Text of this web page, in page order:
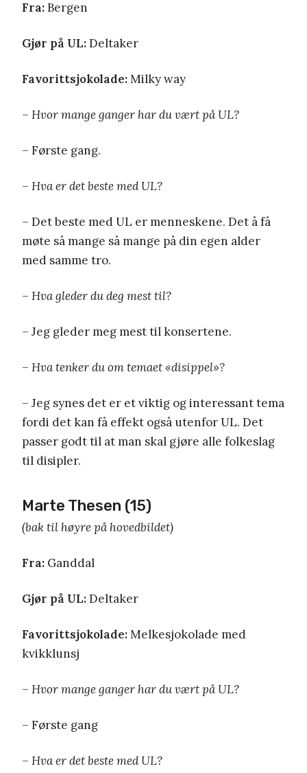
Fra:Bergen
Gjør på UL:Deltaker
Favorittsjokolade:Milky way
– Hvor mange ganger har du vært på UL?
– Første gang.
– Hva er det beste med UL?
– Det beste med UL er menneskene. Det å få
møte så mange så mange på din egen alder
med samme tro.
– Hva gleder du deg mest til?
– Jeg gleder meg mest til konsertene.
– Hva tenker du om temaet «disippel»?
– Jeg synes det er et viktig og interessant tema
fordi det kan få effekt også utenfor UL. Det
passer godt til at man skal gjøre alle folkeslag
til disipler.
Marte Thesen (15)
(bak til høyre på hovedbildet)
Fra: Ganddal
Gjør på UL:Deltaker
Favorittsjokolade:Melkesjokolade med
kvikklunsj
– Hvor mange ganger har du vært på UL?
– Første gang
– Hva er det beste med UL?